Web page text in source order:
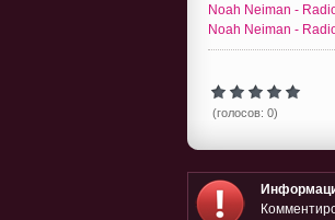
Noah Neiman -
Noah Neiman -
(голосов: 0)